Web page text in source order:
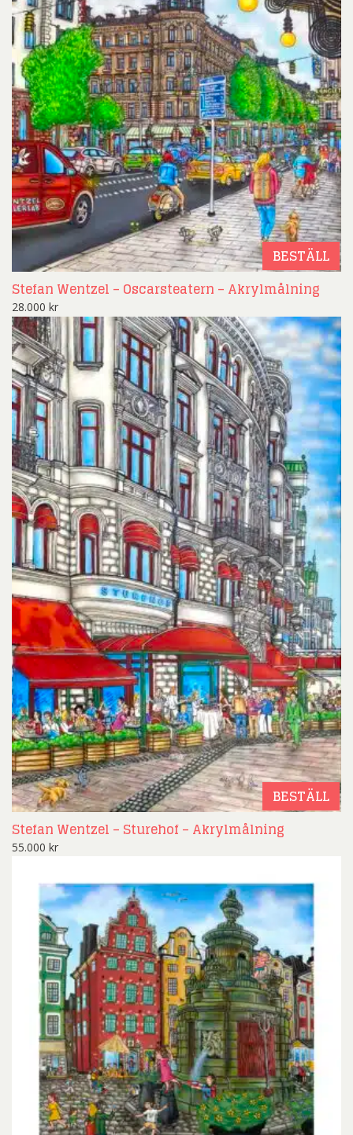
BESTÄLL
Stefan Wentzel – Oscarsteatern – Akrylmålning
28.000 kr
BESTÄLL
Stefan Wentzel – Sturehof – Akrylmålning
55.000 kr